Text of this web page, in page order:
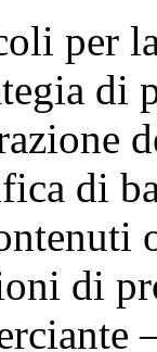
per
di
di
di